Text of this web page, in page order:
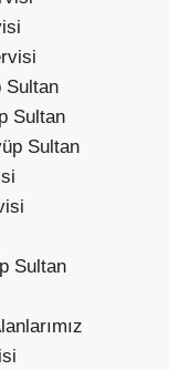
Sultan
Sultan
Sultan
Sultan